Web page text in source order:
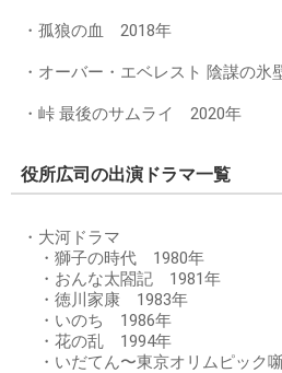
・孤狼の血 2018年
・オーバー・エベレスト 陰謀の
・峠 最後のサムライ 2020年
役所広司の出演ドラマ一覧
・大河ドラマ
・獅子の時代 1980年
・おんな太閤記 1981年
・徳川家康 1983年
・いのち 1986年
・花の乱 1994年
・いだてん〜東京オリムピック